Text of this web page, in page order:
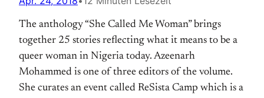
The anthology “She Called Me Woman” brings
together 25 stories reflecting what it means to be a
queer woman in Nigeria today. Azeenarh
Mohammed is one of three editors of the volume.
She curates an event called ReSista Camp which is a